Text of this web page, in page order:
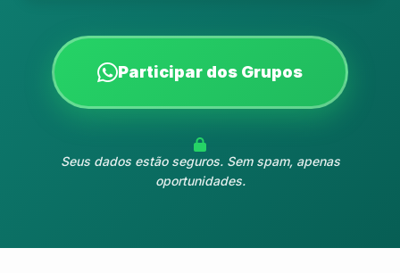
Participar dos Grupos
Seus dados estão seguros. Sem spam, apenas
oportunidades.